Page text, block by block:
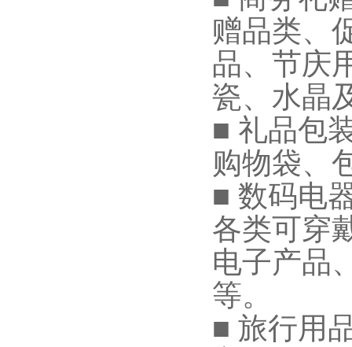
赠品类、
品、节庆
瓷、水晶
■ 礼品包
购物袋、
■ 数码电
各类可穿
电子产品
等。
■ 旅行用